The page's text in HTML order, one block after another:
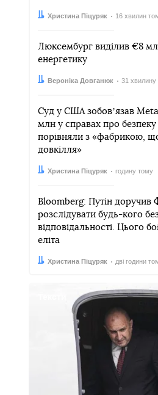
Автор:
Христина Піцуряк
Дата: 16 хвилин
Люксембург виділив €8
енергетику
Автор:
Вероніка Довганюк
Дата: 31 хвилину
Суд у США зобовʼязав
млн у справах про
порівняли з «фабрикою,
довкілля»
Автор:
Христина Піцуряк
Дата: годину тому
Bloomberg: Путін доручив
розслідувати будь-кого
відповідальності. Цього
еліта
Автор:
Христина Піцуряк
Дата: дві години